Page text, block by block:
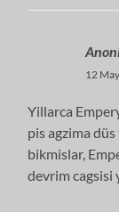
12
Yillarca
pis agzima
bikmislar,
devrim cagsisi